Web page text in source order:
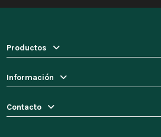
Productos
Información
Contacto